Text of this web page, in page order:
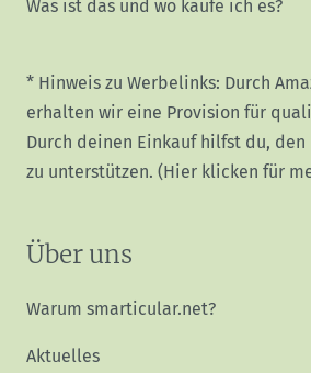
Was ist das und wo kaufe ich es?
* Hinweis zu Werbelinks: Durch
erhalten wir eine Provision für
Durch deinen Einkauf hilfst du,
zu unterstützen. (Hier klicken für
Über uns
Warum smarticular.net?
Aktuelles